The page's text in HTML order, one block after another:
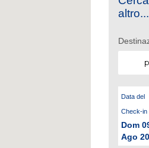
altro...
Data del
Check-in
Dom
Ago